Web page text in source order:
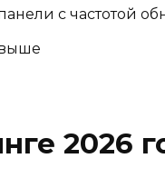
с частотой
2026